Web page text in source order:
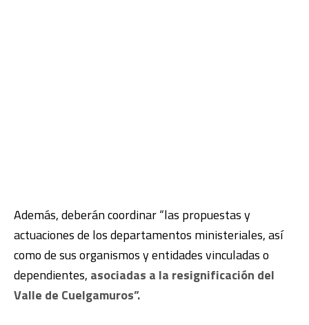
Además, deberán coordinar “las propuestas y
actuaciones de los departamentos ministeriales, así
como de sus organismos y entidades vinculadas o
dependientes, asociadas a la resignificación del
Valle de Cuelgamuros”.